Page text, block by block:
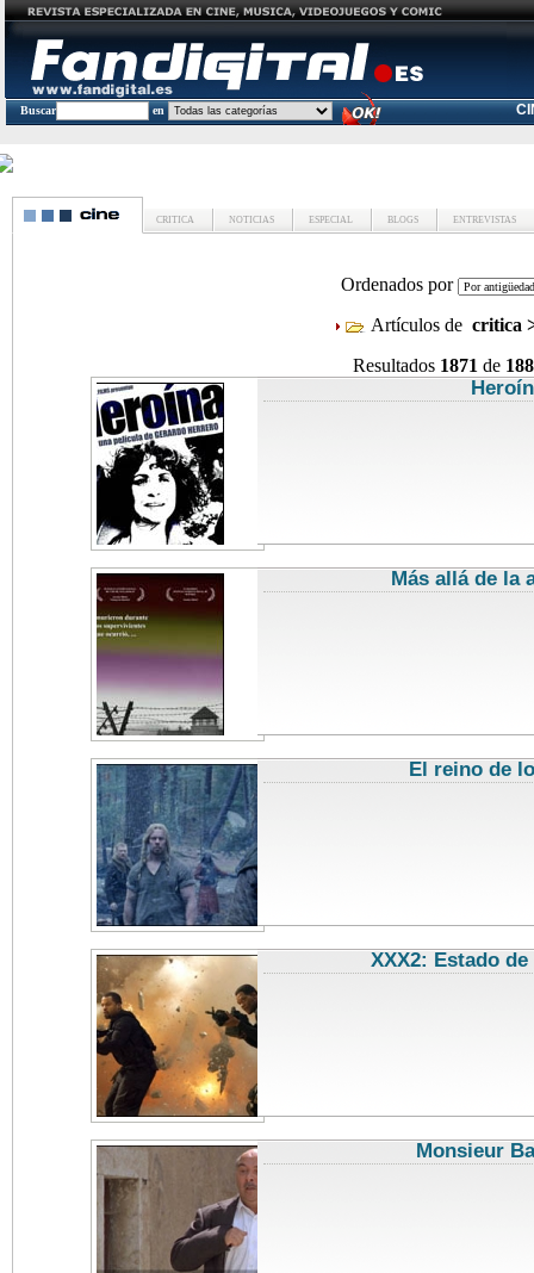
Buscar en
CRITICA NOTICIAS ESPECIAL BLOGS ENTREVISTAS
Ordenados por
Artículos de critica
Resultados 1871 de
Más allá de la
El reino de
XXX2: Estado
Monsieur